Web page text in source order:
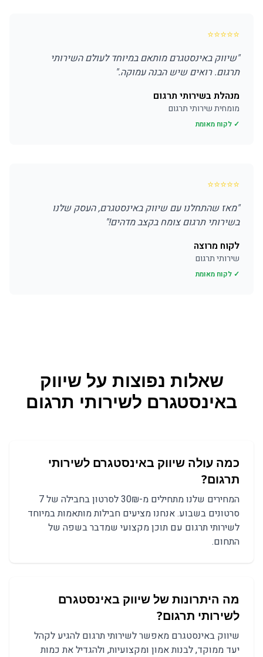
⭐
⭐
⭐
⭐
⭐
"שיווק באינסטגרם מותאם במיוחד לעולם השירותי
תרגום. רואים שיש הבנה עמוקה."
מנהלת בשירותי תרגום
מומחית שירותי תרגום
✓ לקוח מאומת
⭐
⭐
⭐
⭐
⭐
"מאז שהתחלנו עם שיווק באינסטגרם, העסק שלנו
בשירותי תרגום צומח בקצב מדהים!"
לקוח מרוצה
שירותי תרגום
✓ לקוח מאומת
שאלות נפוצות על שיווק
באינסטגרם לשירותי תרגום
כמה עולה שיווק באינסטגרם לשירותי
תרגום?
המחירים שלנו מתחילים מ-30₪ לסרטון בחבילה של 7
סרטונים בשבוע. אנחנו מציעים חבילות מותאמות במיוחד
לשירותי תרגום עם תוכן מקצועי שמדבר בשפה של
התחום.
מה היתרונות של שיווק באינסטגרם
לשירותי תרגום?
שיווק באינסטגרם מאפשר לשירותי תרגום להגיע לקהל
יעד ממוקד, לבנות אמון ומקצועיות, ולהגדיל את כמות